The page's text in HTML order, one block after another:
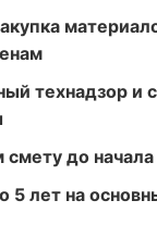
технадзор и
до начала
5 лет на